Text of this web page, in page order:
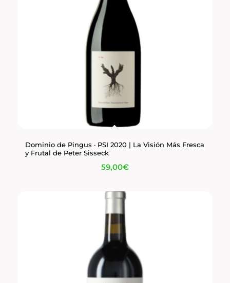
Dominio de Pingus · PSI 2020 | La Visión Más Fresca
y Frutal de Peter Sisseck
59,00€